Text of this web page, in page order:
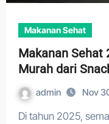
Makanan Sehat
Makanan Sehat
Murah dari
admin Nov
Di tahun 2025, semakin banyak orang yang mulai